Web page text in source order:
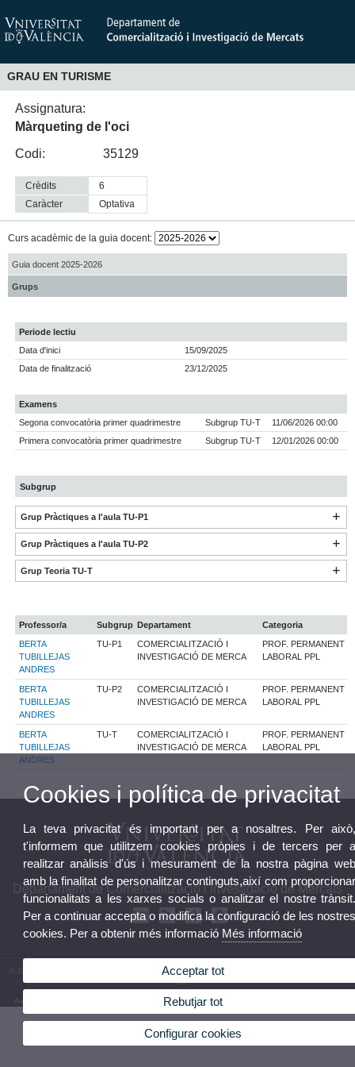
GRAU EN TURISME
Assignatura:
Màrqueting de l'oci
Codi:
35129
Crèdits
6
Caràcter
optativa
Curs acadèmic de la guia docent:
Guia docent 2025-2026
Grups
Periode lectiu
Data d'inici
15/09/2025
Data de finalització
23/12/2025
Examens
Segona convocatòria primer quadrimestre
Subgrup TU-T
11/06/2026 00:00
Primera convocatòria primer quadrimestre
Subgrup TU-T 12/01/2026 00:00
Subgrup
Grup Pràctiques a l'aula TU-P1
Grup Pràctiques a l'aula TU-P2
Grup Teoria TU-T
Professor/a Subgrup Departament
Categoria
BERTA
TUBILLEJAS
ANDRES
TU-P1
COMERCIALITZACIÓ I
INVESTIGACIÓ DE MERCA
PROF. PERMANENT
LABORAL PPL
BERTA
TUBILLEJAS
ANDRES
TU-P2
COMERCIALITZACIÓ I
INVESTIGACIÓ DE MERCA
PROF. PERMANENT
LABORAL PPL
BERTA
TUBILLEJAS
ANDRES
TU-T
COMERCIALITZACIÓ I
INVESTIGACIÓ DE MERCA
PROF. PERMANENT
LABORAL PPL
Departament de Comercialització i Investigació de Mercats
© 2026 UV. - Facultat d'Economia Avgda. Tarongers s/n. 46022 València. Tel: (+34) 96 382 83
12
Avís legal Política privacitat|Cookies |Transparència
Cookies i política de privacitat
La teva privacitat és important per a nosaltres. Per
t'informem que utilitzem cookies pròpies i de tercers per
realitzar anàlisis d'ús i mesurament de la nostra pàgina
amb la finalitat de personalitzar continguts,així com
funcionalitats a les xarxes socials o analitzar el nostre
Per a continuar accepta o modifica la configuració de les
cookies. Per a obtenir més informació Més informació
Acceptar tot
Rebutjar tot
Configurar cookies